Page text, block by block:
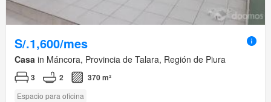
S/.1,600/mes
Casa in Máncora, Provincia de Talara, Región de Piura
3 2 370 m²
Espacio para oficina